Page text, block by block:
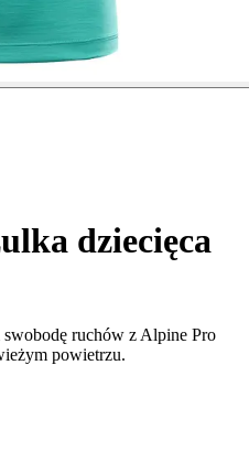
dziecięca
ruchów z Alpine Pro
powietrzu.